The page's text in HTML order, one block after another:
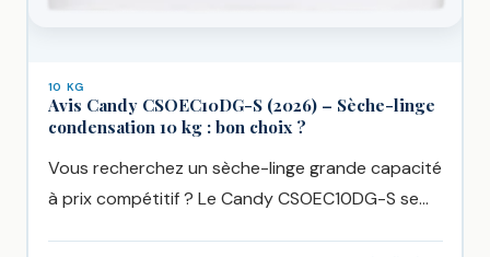
10 KG
Avis Candy CSOEC10DG-S (2026) – Sèche-linge
condensation 10 kg : bon choix ?
Vous recherchez un sèche-linge grande capacité
à prix compétitif ? Le Candy CSOEC10DG-S se